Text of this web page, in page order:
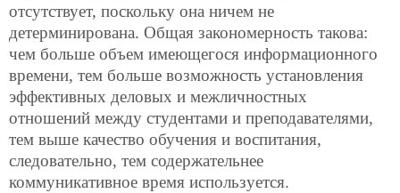
отсутствует, поскольку она ничем не
детерминирована. Общая закономерность такова:
чем больше объем имеющегося информационного
времени, тем больше возможность установления
эффективных деловых и межличностных
отношений между студентами и преподавателями,
тем выше качество обучения и воспитания,
следовательно, тем содержательнее
коммуникативное время используется.